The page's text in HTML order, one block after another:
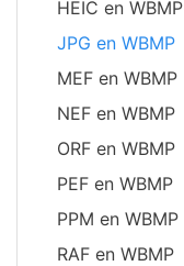
HEIC en WBMP
JPG en WBMP
MEF en WBMP
NEF en WBMP
ORF en WBMP
PEF en WBMP
PPM en WBMP
RAF en WBMP